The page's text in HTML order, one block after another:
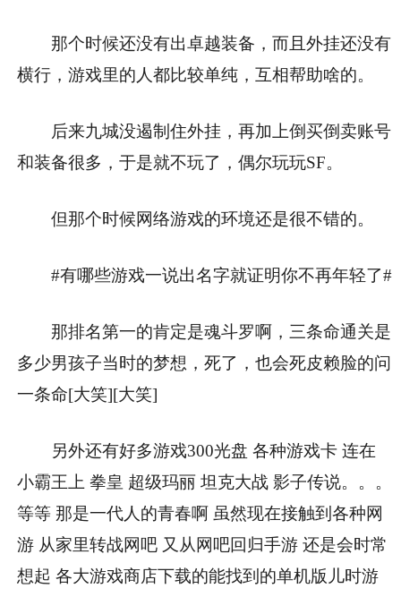
那个时候还没有出卓越装备，而且外挂还没有
横行，游戏里的人都比较单纯，互相帮助啥的。
后来九城没遏制住外挂，再加上倒买倒卖账号
和装备很多，于是就不玩了，偶尔玩玩SF。
但那个时候网络游戏的环境还是很不错的。
#有哪些游戏一说出名字就证明你不再年轻了#
那排名第一的肯定是魂斗罗啊，三条命通关是
多少男孩子当时的梦想，死了，也会死皮赖脸的问
一条命[大笑][大笑]
另外还有好多游戏300光盘 各种游戏卡 连在
小霸王上 拳皇 超级玛丽 坦克大战 影子传说。。。
等等 那是一代人的青春啊 虽然现在接触到各种网
游 从家里转战网吧 又从网吧回归手游 还是会时常
想起 各大游戏商店下载的能找到的单机版儿时游